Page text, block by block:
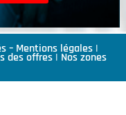
– Mentions légales |
des offres | Nos zones